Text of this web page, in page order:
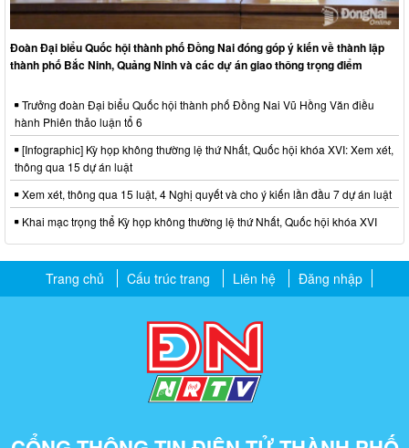
Đoàn Đại biểu Quốc hội thành phố Đồng Nai đóng góp ý kiến về thành lập
thành phố Bắc Ninh, Quảng Ninh và các dự án giao thông trọng điểm
Trưởng đoàn Đại biểu Quốc hội thành phố Đồng Nai Vũ Hồng Văn điều
hành Phiên thảo luận tổ 6
[Infographic] Kỳ họp không thường lệ thứ Nhất, Quốc hội khóa XVI: Xem xét,
thông qua 15 dự án luật
Xem xét, thông qua 15 luật, 4 Nghị quyết và cho ý kiến lần đầu 7 dự án luật
Khai mạc trọng thể Kỳ họp không thường lệ thứ Nhất, Quốc hội khóa XVI
Trang chủ Cấu trúc trang Liên hệ Đăng nhập